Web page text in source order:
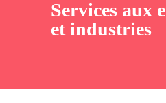
Services aux
et industries